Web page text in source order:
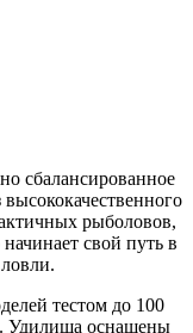
сбалансированное
рыболовов,
свой путь в
тестом до 100
Удилища оснащены